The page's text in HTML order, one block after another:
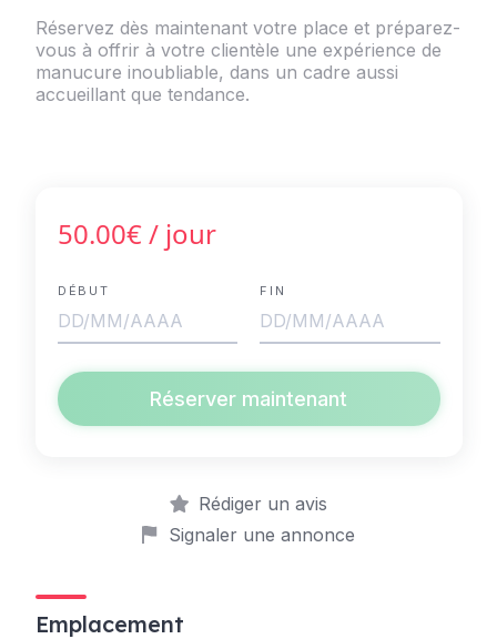
Réservez dès maintenant votre place et préparez-
vous à offrir à votre clientèle une expérience de
manucure inoubliable, dans un cadre aussi
accueillant que tendance.
50.00€/ jour
DÉBUT FIN
Réserver maintenant
Rédiger un avis
Signaler une annonce
Emplacement